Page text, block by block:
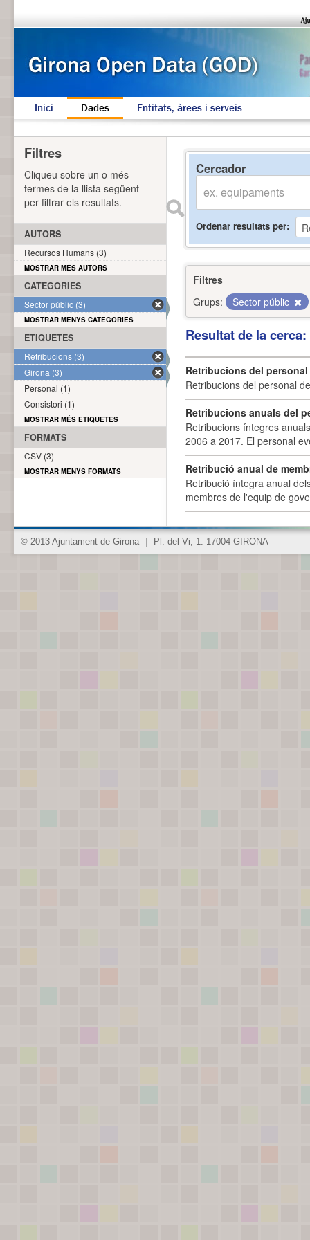
Inici Dades Entitats, àrees i serveis
Cercador
Ordenar resultats per
Filtres
Grups:
Sector públic
Resultat de la
Retribucions del
Retribucions del personal
Retribucions anuals del
Retribucions íntegres
2006 a 2017. El personal
Retribució anual de
Retribució íntegra anual
membres de l'equip de
Filtres
Cliqueu sobre un o més
termes de la llista següent
per filtrar els resultats.
AUTORS
Recursos Humans (3)
MOSTRAR MÉS AUTORS
CATEGORIES
Sector públic (3)
MOSTRAR MENYS CATEGORIES
ETIQUETES
Retribucions (3)
Girona (3)
Personal (1)
Consistori (1)
MOSTRAR MÉS ETIQUETES
FORMATS
CSV (3)
MOSTRAR MENYS FORMATS
© 2013 Ajuntament de Girona Pl. del Vi, 1. 17004 GIRONA